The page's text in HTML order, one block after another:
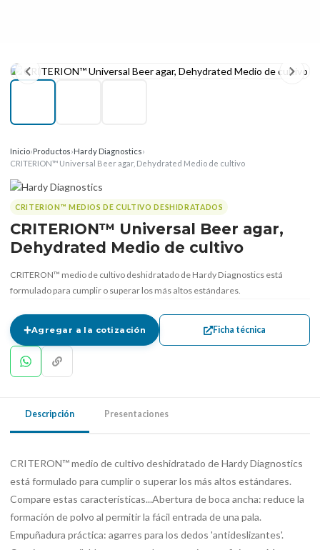
Inicio›Productos›Hardy Diagnostics›
CRITERION™ Universal Beer agar, Dehydrated Medio de cultivo
CRITERION™ MEDIOS DE CULTIVO DESHIDRATADOS
CRITERION™ Universal Beer agar,
Dehydrated Medio de cultivo
CRITERON™ medio de cultivo deshidratado de Hardy Diagnostics está
formulado para cumplir o superar los más altos estándares.
Agregar a la cotización Ficha técnica
Descripción Presentaciones
CRITERON™ medio de cultivo deshidratado de Hardy Diagnostics
está formulado para cumplir o superar los más altos estándares.
Compare estas características...Abertura de boca ancha: reduce la
formación de polvo al permitir la fácil entrada de una pala.
Empuñadura práctica: agarres para los dedos 'antideslizantes'.